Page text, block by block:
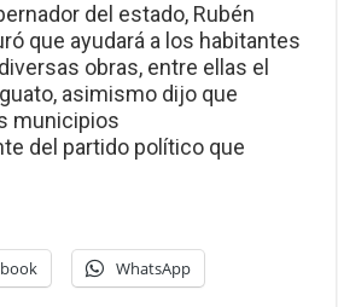
del estado, Rubén
que ayudará a los habitantes
obras, entre ellas el
asimismo dijo que
municipios
del partido político que
WhatsApp